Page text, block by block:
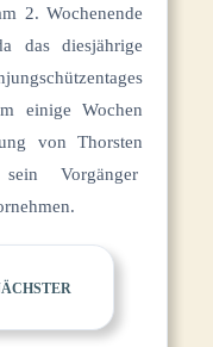
2. Wochenende
das diesjährige
einige Wochen
von Thorsten
Vorgänger